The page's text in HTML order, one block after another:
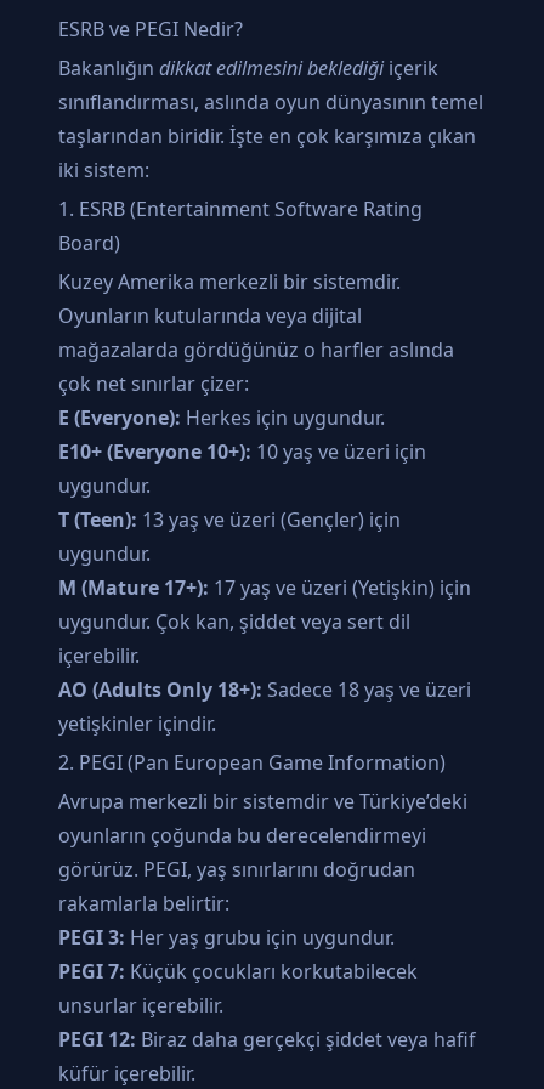
ESRB ve PEGI Nedir?
Bakanlığın dikkat edilmesini beklediğiiçerik
sınıflandırması, aslında oyun dünyasının temel
taşlarından biridir. İşte en çok karşımıza çıkan
iki sistem:
1. ESRB (Entertainment Software Rating
Board)
Kuzey Amerika merkezli bir sistemdir.
Oyunların kutularında veya dijital
mağazalarda gördüğünüz o harfler aslında
çok net sınırlar çizer:
E (Everyone): Herkes için uygundur.
E10+ (Everyone 10+): 10 yaş ve üzeri için
uygundur.
T (Teen): 13 yaş ve üzeri (Gençler) için
uygundur.
M (Mature 17+): 17 yaş ve üzeri (Yetişkin) için
uygundur. Çok kan, şiddet veya sert dil
içerebilir.
AO (Adults Only 18+): Sadece 18 yaş ve üzeri
yetişkinler içindir.
2. PEGI (Pan European Game Information)
Avrupa merkezli bir sistemdir ve Türkiye’deki
oyunların çoğunda bu derecelendirmeyi
görürüz. PEGI, yaş sınırlarını doğrudan
rakamlarla belirtir:
PEGI 3: Her yaş grubu için uygundur.
PEGI 7: Küçük çocukları korkutabilecek
unsurlar içerebilir.
PEGI 12: Biraz daha gerçekçi şiddet veya hafif
küfür içerebilir.